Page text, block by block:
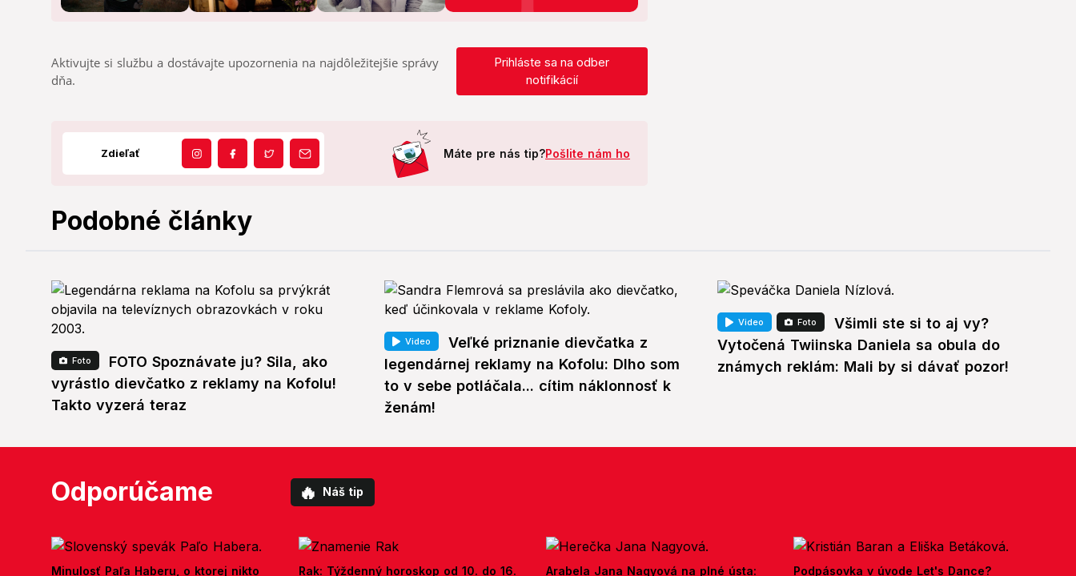
Aktivujte si službu a dostávajte upozornenia na najdôležitejšie správy
dňa.
Prihláste sa na odber
notifikácií
Zdieľať Máte pre nás tip?Pošlite nám ho
Podobné články
Foto
FOTO Spoznávate ju? Sila, ako
vyrástlo dievčatko z reklamy na Kofolu!
Takto vyzerá teraz
Video
Veľké priznanie dievčatka z
legendárnej reklamy na Kofolu: Dlho som
to v sebe potláčala... cítim náklonnosť k
ženám!
Video Foto
Všimli ste si to aj vy?
Vytočená Twiinska Daniela sa obula do
známych reklám: Mali by si dávať pozor!
Odporúčame 🔥 Náš tip
Minulosť Paľa Haberu, o ktorej nikto Rak: Týždenný horoskop od 10. do 16. Arabela Jana Nagyová na plné ústa: Podpásovka v úvode Let's Dance?